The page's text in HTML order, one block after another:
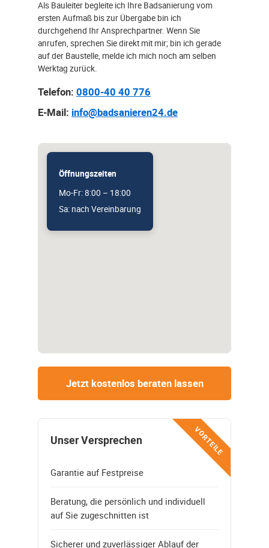
Als Bauleiter begleite ich Ihre Badsanierung vom
ersten Aufmaß bis zur Übergabe bin ich
durchgehend Ihr Ansprechpartner. Wenn Sie
anrufen, sprechen Sie direkt mit mir; bin ich gerade
auf der Baustelle, melde ich mich noch am selben
Werktag zurück.
Telefon: 0800-40 40 776
E-Mail: info@badsanieren24.de
Öffnungszeiten
Mo-Fr: 8:00 – 18:00
Sa: nach Vereinbarung
Jetzt kostenlos beraten lassen
VORTEILE
Unser Versprechen
Garantie auf Festpreise
Beratung, die persönlich und individuell
auf Sie zugeschnitten ist
Sicherer und zuverlässiger Ablauf der